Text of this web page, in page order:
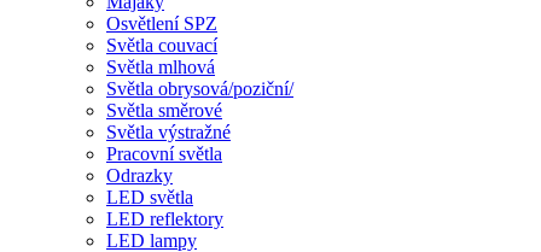
Osvětlení SPZ
Světla couvací
Světla mlhová
Světla obrysová/poziční/
Světla směrové
Světla výstražné
Pracovní světla
Odrazky
LED světla
LED reflektory
LED lampy